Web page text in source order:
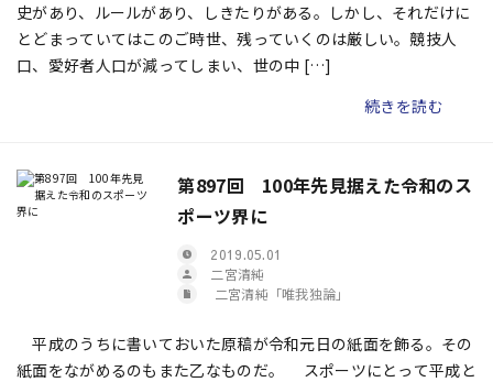
史があり、ルールがあり、しきたりがある。しかし、それだけに
とどまっていてはこのご時世、残っていくのは厳しい。競技人
口、愛好者人口が減ってしまい、世の中 […]
続きを読む
第897回 100年先見据えた令和のス
ポーツ界に
2019.05.01
二宮清純
二宮清純「唯我独論」
平成のうちに書いておいた原稿が令和元日の紙面を飾る。その
紙面をながめるのもまた乙なものだ。 スポーツにとって平成と